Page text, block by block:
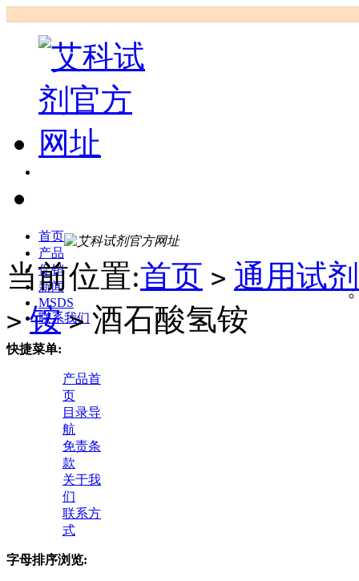
首页
产品
促销
新闻
MSDS
联系我们
当前位置:首页 > 通用试剂
> 铵 >酒石酸氢铵
快捷菜单:
产品首
页
目录导
航
免责条
款
关于我
们
联系方
式
字母排序浏览: